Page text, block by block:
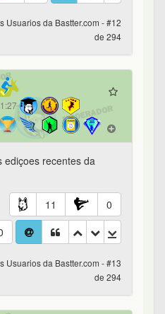
Usuarios da Bastter.com - #12
de 294
ediçoes recentes da
11
0
Usuarios da Bastter.com - #13
de 294